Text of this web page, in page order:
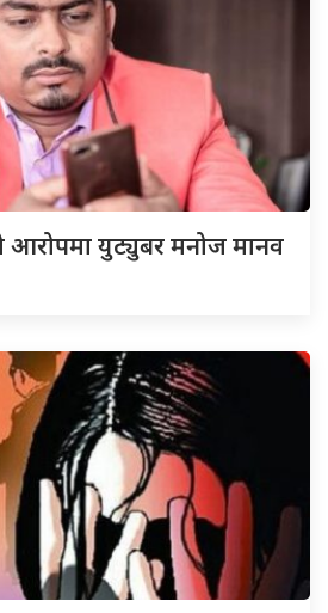
आरोपमा युट्युबर मनोज मानव